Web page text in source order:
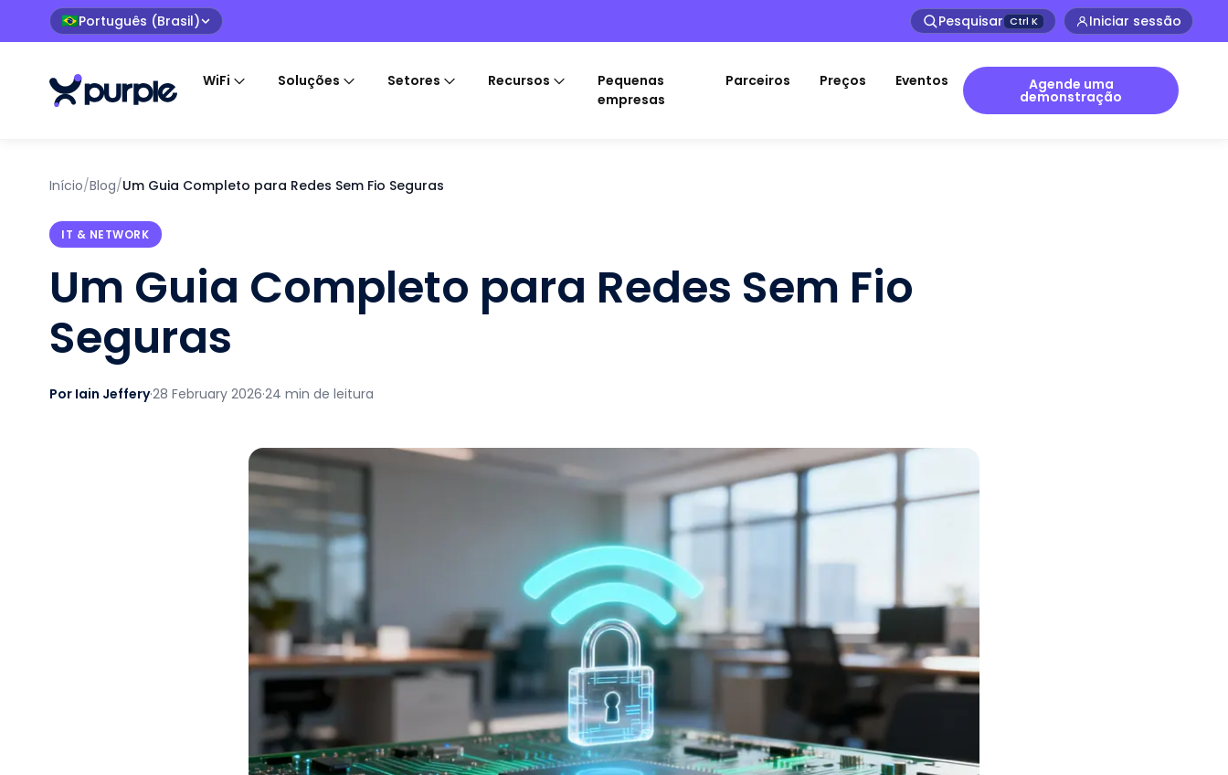
🇧🇷Português (Brasil) Pesquisar Ctrl K Iniciar sessão
WiFi Soluções Setores Recursos
Pequenas
empresas
Parceiros Preços Eventos Agende uma
demonstração
Início/Blog/Um Guia Completo para Redes Sem Fio Seguras
IT & NETWORK
Um Guia Completo para Redes Sem Fio
Seguras
Por Iain Jeffery·28 February 2026·24 min de leitura